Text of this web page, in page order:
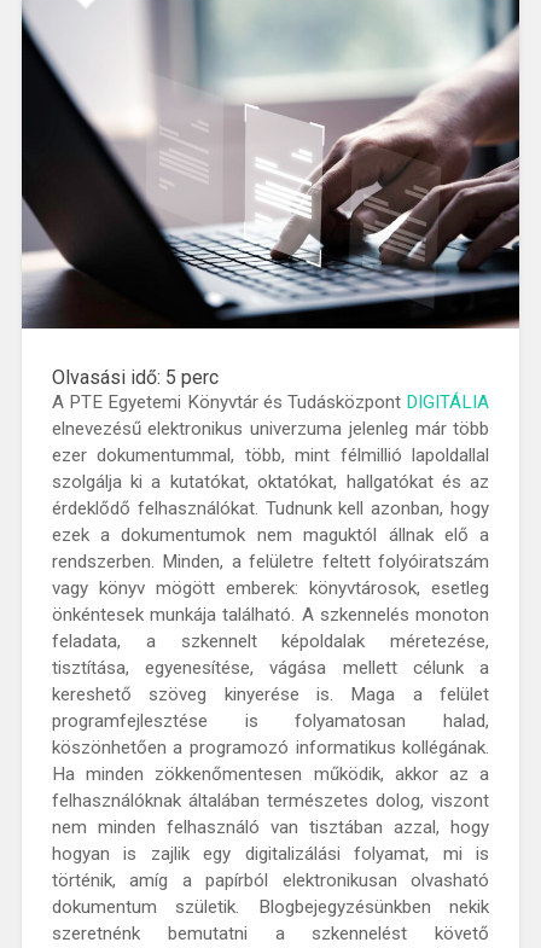
Olvasási idő: 5 perc
A PTE Egyetemi Könyvtár és Tudásközpont DIGITÁLIA
elnevezésű elektronikus univerzuma jelenleg már több
ezer dokumentummal, több, mint félmillió lapoldallal
szolgálja ki a kutatókat, oktatókat, hallgatókat és az
érdeklődő felhasználókat. Tudnunk kell azonban, hogy
ezek a dokumentumok nem maguktól állnak elő a
rendszerben. Minden, a felületre feltett folyóiratszám
vagy könyv mögött emberek: könyvtárosok, esetleg
önkéntesek munkája található. A szkennelés monoton
feladata, a szkennelt képoldalak méretezése,
tisztítása, egyenesítése, vágása mellett célunk a
kereshető szöveg kinyerése is. Maga a felület
programfejlesztése is folyamatosan halad,
köszönhetően a programozó informatikus kollégának.
Ha minden zökkenőmentesen működik, akkor az a
felhasználóknak általában természetes dolog, viszont
nem minden felhasználó van tisztában azzal, hogy
hogyan is zajlik egy digitalizálási folyamat, mi is
történik, amíg a papírból elektronikusan olvasható
dokumentum születik. Blogbejegyzésünkben nekik
szeretnénk bemutatni a szkennelést követő